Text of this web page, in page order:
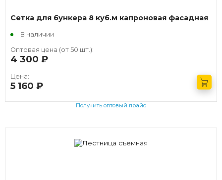
Сетка для бункера 8 куб.м капроновая фасадная
В наличии
Оптовая цена (от 50 шт.):
4 300
Цена:
5 160
Получить оптовый прайс